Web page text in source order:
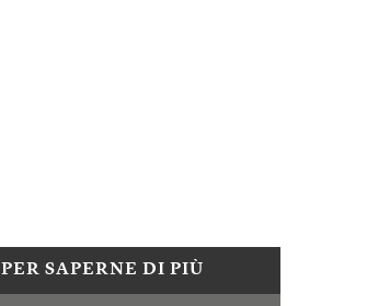
PER SAPERNE DI PIÙ